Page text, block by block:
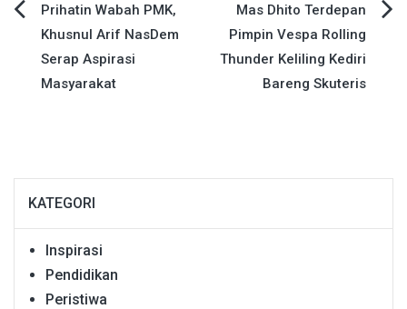
Navigasi
pos
Prihatin Wabah PMK,
Khusnul Arif NasDem
Serap Aspirasi
Masyarakat
Mas Dhito Terdepan
Pimpin Vespa Rolling
Thunder Keliling Kediri
Bareng Skuteris
KATEGORI
Inspirasi
Pendidikan
Peristiwa